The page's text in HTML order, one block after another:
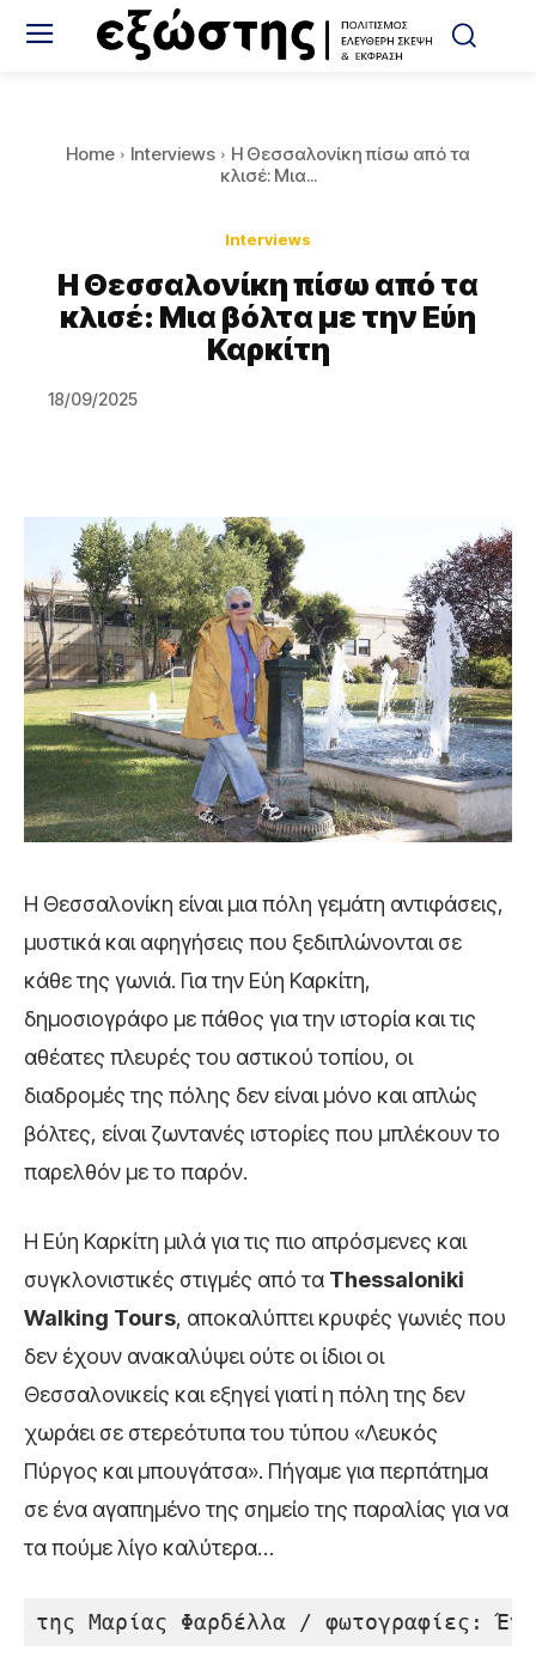
Home Interviews
Η Θεσσαλονίκη πίσω από τα
κλισέ: Μια...
Interviews
Η Θεσσαλονίκη πίσω από τα
κλισέ: Μια βόλτα με την Εύη
Καρκίτη
18/09/2025
Η Θεσσαλονίκη είναι μια πόλη γεμάτη αντιφάσεις,
μυστικά και αφηγήσεις που ξεδιπλώνονται σε
κάθε της γωνιά. Για την Εύη Καρκίτη,
δημοσιογράφο με πάθος για την ιστορία και τις
αθέατες πλευρές του αστικού τοπίου, οι
διαδρομές της πόλης δεν είναι μόνο και απλώς
βόλτες, είναι ζωντανές ιστορίες που μπλέκουν το
παρελθόν με το παρόν.
Η Εύη Καρκίτη μιλά για τις πιο απρόσμενες και
συγκλονιστικές στιγμές από τα Thessaloniki
Walking Tours, αποκαλύπτει κρυφές γωνιές που
δεν έχουν ανακαλύψει ούτε οι ίδιοι οι
Θεσσαλονικείς και εξηγεί γιατί η πόλη της δεν
χωράει σε στερεότυπα του τύπου «Λευκός
Πύργος και μπουγάτσα». Πήγαμε για περπάτημα
σε ένα αγαπημένο της σημείο της παραλίας για να
τα πούμε λίγο καλύτερα…
της Μαρίας Φαρδέλλα / φωτογραφίες: